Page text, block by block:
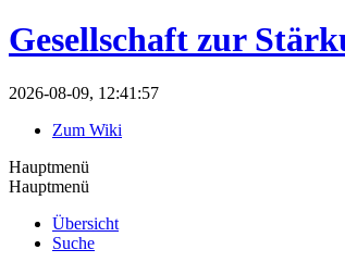
Gesellschaft zur
2026-08-09, 12:41:57
Zum Wiki
Hauptmenü
Hauptmenü
Übersicht
Suche